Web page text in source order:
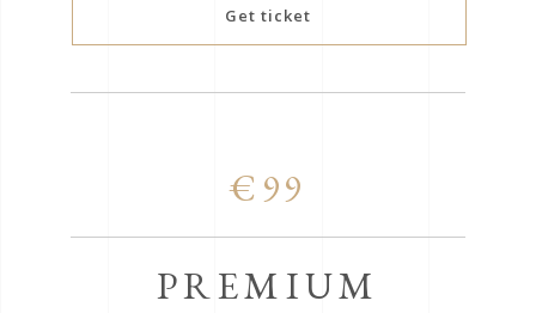
Get ticket
€99
PREMIUM